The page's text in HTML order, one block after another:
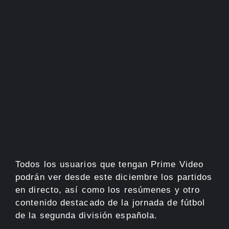
Todos los usuarios que tengan Prime Video
podrán ver desde este diciembre los partidos
en directo, así como los resúmenes y otro
contenido destacado de la jornada de fútbol
de la segunda división española.